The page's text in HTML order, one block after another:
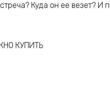
Куда он ее везет?
КУПИТЬ